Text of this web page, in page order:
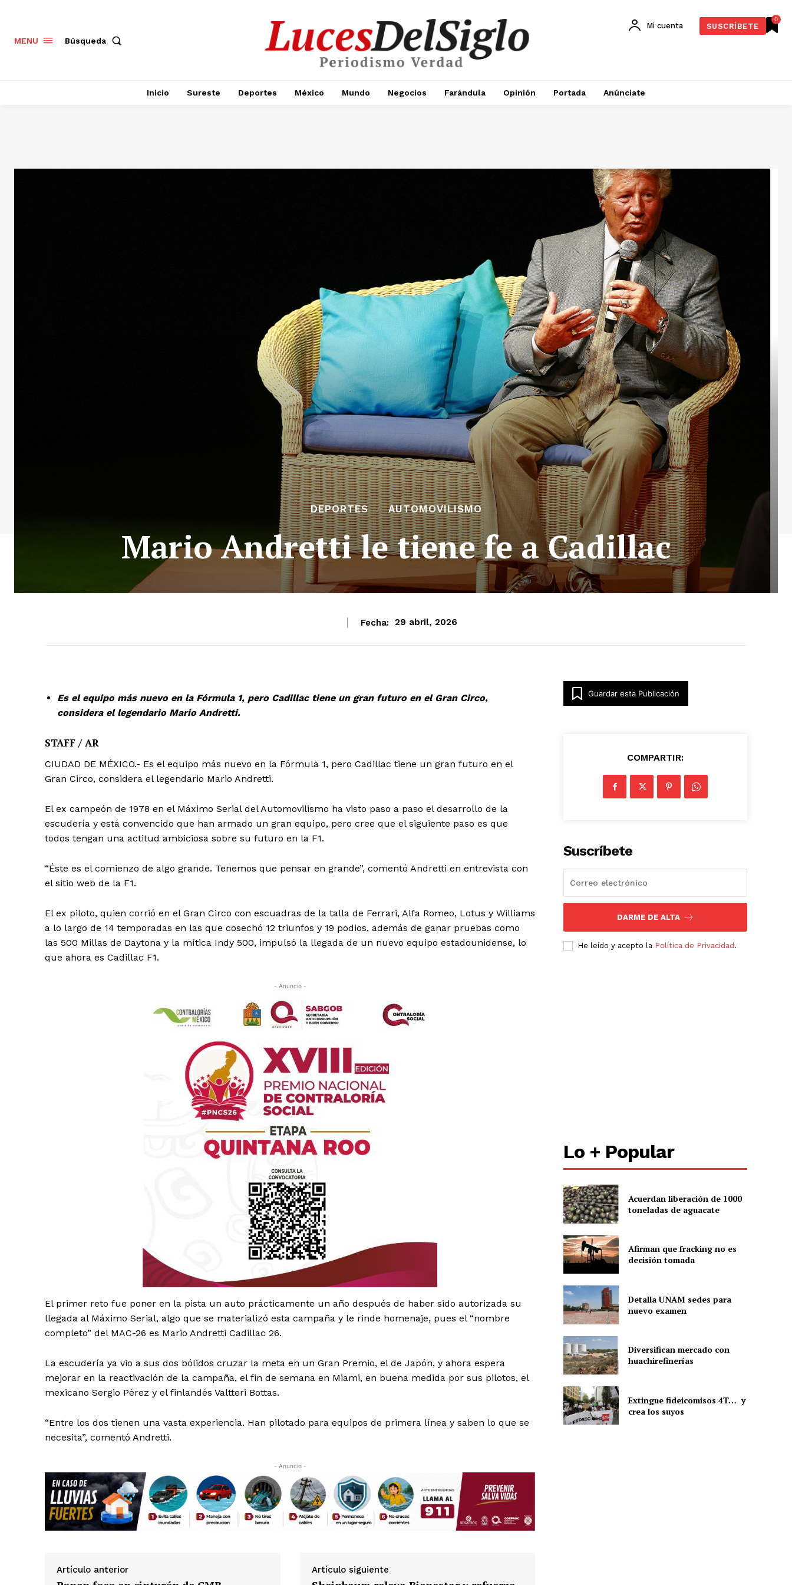
Luces
Del Siglo
Nosotros
Contacto
Política de privacidad
Información Propietaria / Financiación
Mi cuenta
MENU Búsqueda
0
Mi cuenta SUSCRÍBETE
Inicio Sureste Deportes México Mundo Negocios Farándula Opinión Portada Anúnciate
DEPORTES AUTOMOVILISMO
Mario Andretti le tiene fe a Cadillac
Fecha: 29 abril, 2026
Es el equipo más nuevo en la Fórmula 1, pero Cadillac tiene un gran futuro en el Gran Circo,
considera el legendario Mario Andretti.
STAFF / AR
CIUDAD DE MÉXICO.- Es el equipo más nuevo en la Fórmula 1, pero Cadillac tiene un gran futuro en el
Gran Circo, considera el legendario Mario Andretti.
El ex campeón de 1978 en el Máximo Serial del Automovilismo ha visto paso a paso el desarrollo de la
escudería y está convencido que han armado un gran equipo, pero cree que el siguiente paso es que
todos tengan una actitud ambiciosa sobre su futuro en la F1.
“Éste es el comienzo de algo grande. Tenemos que pensar en grande”, comentó Andretti en entrevista con
el sitio web de la F1.
El ex piloto, quien corrió en el Gran Circo con escuadras de la talla de Ferrari, Alfa Romeo, Lotus y Williams
a lo largo de 14 temporadas en las que cosechó 12 triunfos y 19 podios, además de ganar pruebas como
las 500 Millas de Daytona y la mítica Indy 500, impulsó la llegada de un nuevo equipo estadounidense, lo
que ahora es Cadillac F1.
- Anuncio -
El primer reto fue poner en la pista un auto prácticamente un año después de haber sido autorizada su
llegada al Máximo Serial, algo que se materializó esta campaña y le rinde homenaje, pues el “nombre
completo” del MAC-26 es Mario Andretti Cadillac 26.
La escudería ya vio a sus dos bólidos cruzar la meta en un Gran Premio, el de Japón, y ahora espera
mejorar en la reactivación de la campaña, el fin de semana en Miami, en buena medida por sus pilotos, el
mexicano Sergio Pérez y el finlandés Valtteri Bottas.
“Entre los dos tienen una vasta experiencia. Han pilotado para equipos de primera línea y saben lo que se
necesita”, comentó Andretti.
- Anuncio -
Artículo anterior Artículo siguiente
Guardar esta Publicación
COMPARTIR:
Suscríbete
DARME DE ALTA
He leído y acepto la Política de Privacidad .
Lo + Popular
Acuerdan liberación de 1000
toneladas de aguacate
Afirman que fracking no es
decisión tomada
Detalla UNAM sedes para
nuevo examen
Diversifican mercado con
huachirefinerías
Extingue fideicomisos 4T… y
crea los suyos